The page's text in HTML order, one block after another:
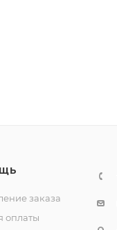
заказа
оплаты